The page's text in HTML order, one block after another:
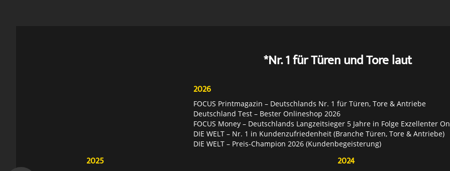
*Nr. 1 für Türen und Tore laut
2026
FOCUS Printmagazin – Deutschlands Nr. 1 für Türen, Tore & Antriebe
Deutschland Test – Bester Onlineshop 2026
FOCUS Money – Deutschlands Langzeitsieger 5 Jahre in Folge Exzellenter
DIE WELT – Nr. 1 in Kundenzufriedenheit (Branche Türen, Tore & Antriebe)
DIE WELT – Preis-Champion 2026 (Kundenbegeisterung)
2025 2024